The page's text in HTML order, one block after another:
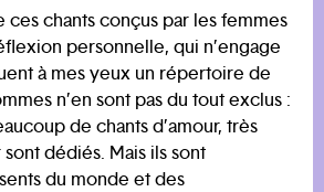
ces chants conçus par les femmes
personnelle, qui n’engage
à mes yeux un répertoire de
n’en sont pas du tout exclus :
de chants d’amour, très
dédiés. Mais ils sont
du monde et des